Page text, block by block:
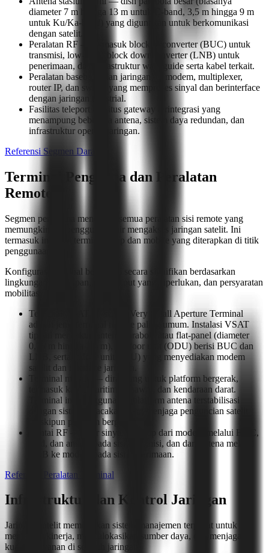
diameter 7 m hingga 13 m untuk C-band, 3,5 m hingga 9 m
untuk Ku/Ka-band) yang digunakan untuk berkomunikasi
dengan satelit.
Peralatan RF — termasuk block upconverter (BUC) untuk
transmisi, low-noise block downconverter (LNB) untuk
penerimaan, dan infrastruktur waveguide serta kabel terkait.
Peralatan baseband dan jaringan — modem, multiplexer,
router IP, dan switch yang memproses sinyal dan berinterface
dengan jaringan terestrial.
Fasilitas teleport — situs gateway terintegrasi yang
menampung beberapa antena, sistem daya redundan, dan
infrastruktur operasi jaringan.
Referensi Segmen Darat
Terminal Pengguna dan Peralatan
Remote
Segmen pengguna mencakup semua peralatan sisi remote yang
memungkinkan pengguna akhir mengakses jaringan satelit. Ini
termasuk instalasi terminal tetap dan mobile yang diterapkan di titik
penggunaan.
Konfigurasi terminal bervariasi secara signifikan berdasarkan
lingkungan penerapan, throughput yang diperlukan, dan persyaratan
mobilitas.
Terminal VSAT — sistem Very Small Aperture Terminal
adalah jenis terminal remote paling umum. Instalasi VSAT
tipikal mencakup antena parabola atau flat-panel (diameter
0,75 m hingga 2,4 m), outdoor unit (ODU) berisi BUC dan
LNB, serta indoor unit (IDU) yang menyediakan modem
satelit dan interface jaringan.
Terminal mobile — dirancang untuk platform bergerak,
termasuk kapal maritim, pesawat, dan kendaraan darat.
Terminal ini menggunakan platform antena terstabilisasi
dengan sistem pelacakan yang menjaga penguncian satelit
meskipun platform bergerak.
Rantai RF — jalur sinyal lengkap dari modem melalui BUC,
feed, dan antena pada sisi transmisi, dan dari antena melalui
LNB ke modem pada sisi penerimaan.
Referensi Peralatan Terminal
Infrastruktur dan Kontrol Jaringan
Jaringan satelit memerlukan sistem manajemen terpusat untuk
memantau kinerja, mengalokasikan sumber daya, dan menjaga
kualitas layanan di seluruh jaringan.